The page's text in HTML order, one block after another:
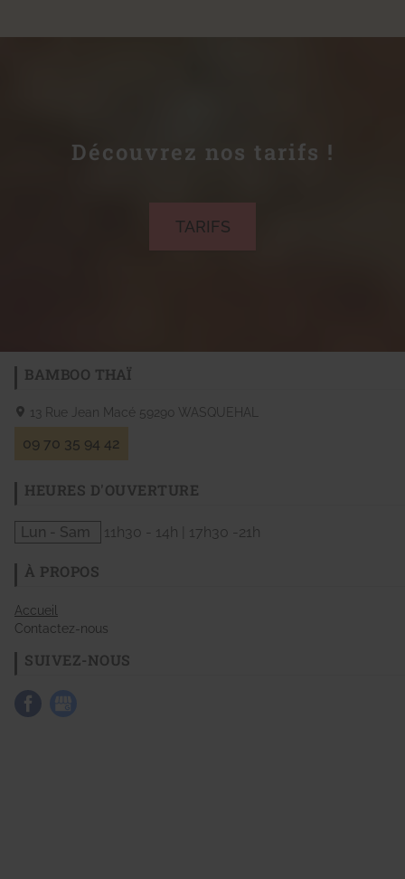
Découvrez nos tarifs !
TARIFS
BAMBOO THAÏ
13 Rue Jean Macé 59290 WASQUEHAL
09 70 35 94 42
HEURES D'OUVERTURE
Lun - Sam 11h30 - 14h | 17h30 -21h
À PROPOS
Accueil
Contactez-nous
SUIVEZ-NOUS